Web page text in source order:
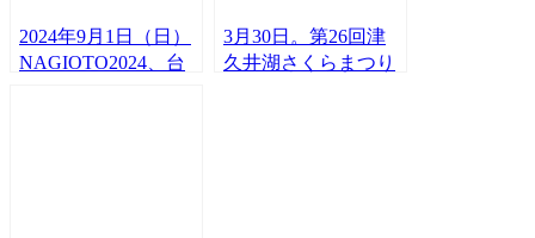
2024年9月1日（日）
NAGIOTO2024、台
3月30日。第26回津
久井湖さくらまつり